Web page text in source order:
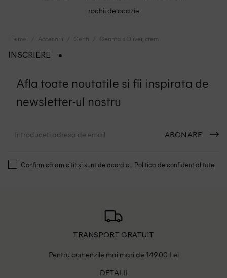
rochii de ocazie
Femei Accesorii Genti Geanta s.Oliver, crem
INSCRIERE
Afla toate noutatile si fii inspirata de
newsletter-ul nostru
ABONARE
Confirm că am citit și sunt de acord cu Politica de confidentialitate
TRANSPORT GRATUIT
Pentru comenzile mai mari de 149.00 Lei
DETALII